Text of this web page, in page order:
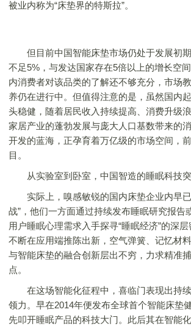
被业内称为“床垫界的特斯拉”。
但目前中国智能床垫市场仍处于发展初期
不足5%，与发达国家存在5倍以上的增长空
内消费者对该品类的了解还不够充分，市场
养仍在进行中。但值得注意的是，虽然国内
头稳健，随着居民收入持续提高、消费升级
家居产业的蓬勃发展与庞大人口基数带来的
开发的蓝海，正孕育着万亿级的市场空间，
目。
从实验室到卧室，中国智造的睡眠科技
实际上，嗅感敏锐的国内床垫企业内早已
战”，他们一方面通过持续发布睡眠研究报告
用户睡眠心理需求入手探寻“睡眠经济”的深
不断在应用端推陈出新，空气弹簧、记忆材
与智能床垫的融合创新层出不穷，力求精准
点。
在这场智能化征程中，喜临门表现出持续
领力。早在2014年便发布全球首个智能床垫
先叩开睡眠产品的科技大门。此后其在智能